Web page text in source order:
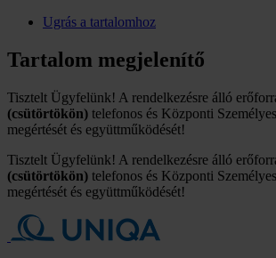
Ugrás a tartalomhoz
Tartalom megjelenítő
Tisztelt Ügyfelünk! A rendelkezésre álló
(csütörtökön) telefonos és Központi
megértését és együttműködését!
Tisztelt Ügyfelünk! A rendelkezésre álló
(csütörtökön) telefonos és Központi
megértését és együttműködését!